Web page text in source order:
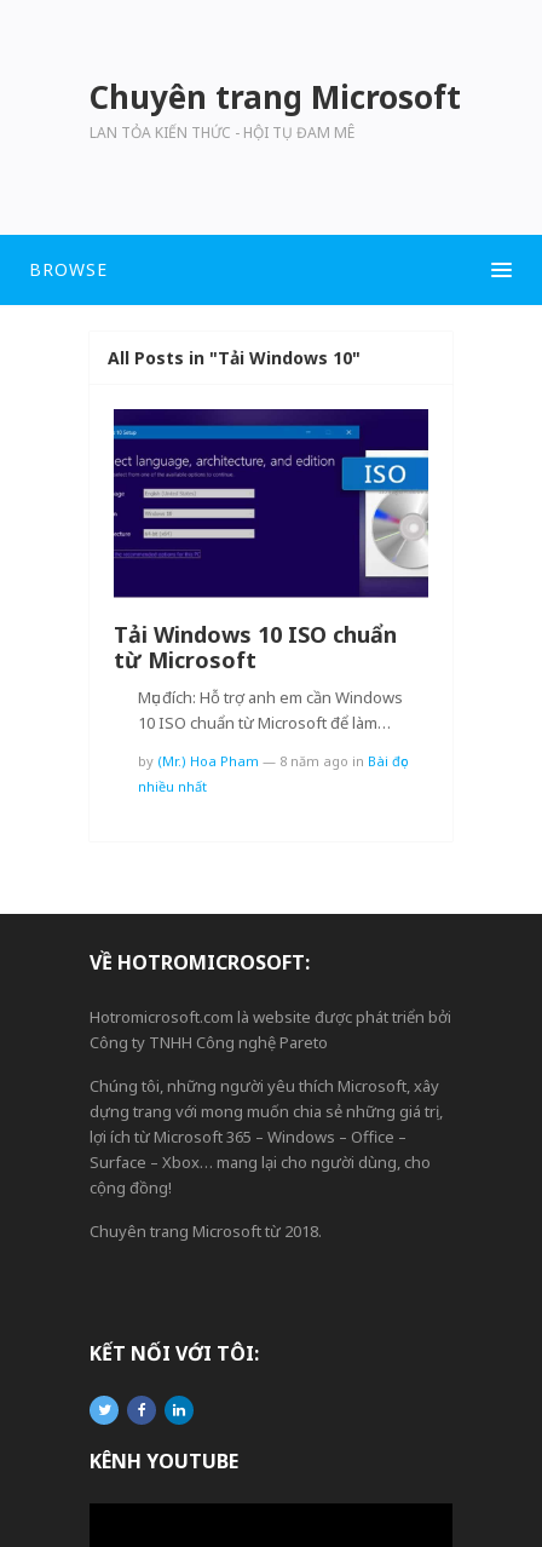
Chuyên trang Microsoft
LAN TỎA KIẾN THỨC - HỘI TỤ ĐAM MÊ
BROWSE
All Posts in "Tải Windows 10"
Tải Windows 10 ISO chuẩn
từ Microsoft
Mục đích: Hỗ trợ anh em cần Windows
10 ISO chuẩn từ Microsoft để làm…
by (Mr.) Hoa Pham — 8 năm ago in Bài đọc
nhiều nhất
VỀ HOTROMICROSOFT:
Hotromicrosoft.com là website được phát triển bởi
Công ty TNHH Công nghệ Pareto
Chúng tôi, những người yêu thích Microsoft, xây
dựng trang với mong muốn chia sẻ những giá trị,
lợi ích từ Microsoft 365 – Windows – Office –
Surface – Xbox… mang lại cho người dùng, cho
cộng đồng!
Chuyên trang Microsoft từ 2018.
KẾT NỐI VỚI TÔI:
KÊNH YOUTUBE